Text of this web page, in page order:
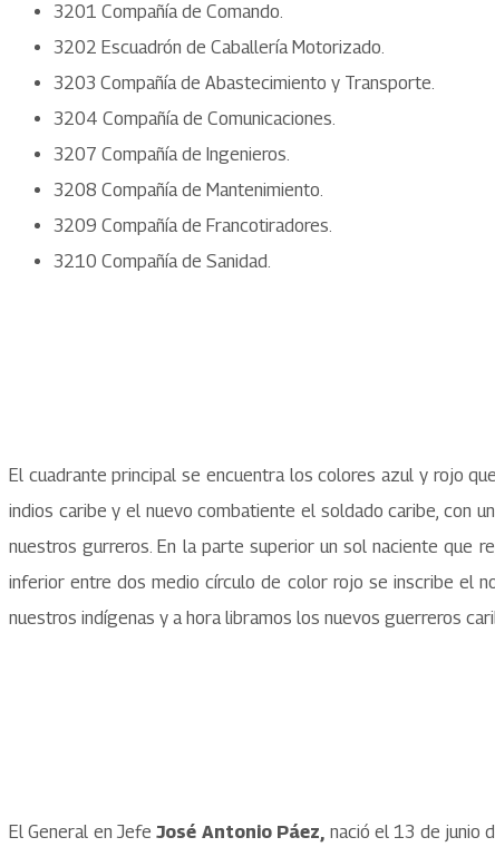
3201 Compañía de Comando.
3202 Escuadrón de Caballería Motorizado.
3203 Compañía de Abastecimiento y Transporte.
3204 Compañía de Comunicaciones.
3207 Compañía de Ingenieros.
3208 Compañía de Mantenimiento.
3209 Compañía de Francotiradores.
3210 Compañía de Sanidad.
El cuadrante principal se encuentra los colores azul y rojo
indios caribe y el nuevo combatiente el soldado caribe, con
nuestros gurreros. En la parte superior un sol naciente que
inferior entre dos medio círculo de color rojo se inscribe el
nuestros indígenas y a hora libramos los nuevos guerreros
El General en JefeJosé Antonio Páez, nació el 13 de junio